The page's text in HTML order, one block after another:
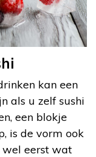
kan een
als u zelf sushi
een blokje
is de vorm ook
wel eerst wat